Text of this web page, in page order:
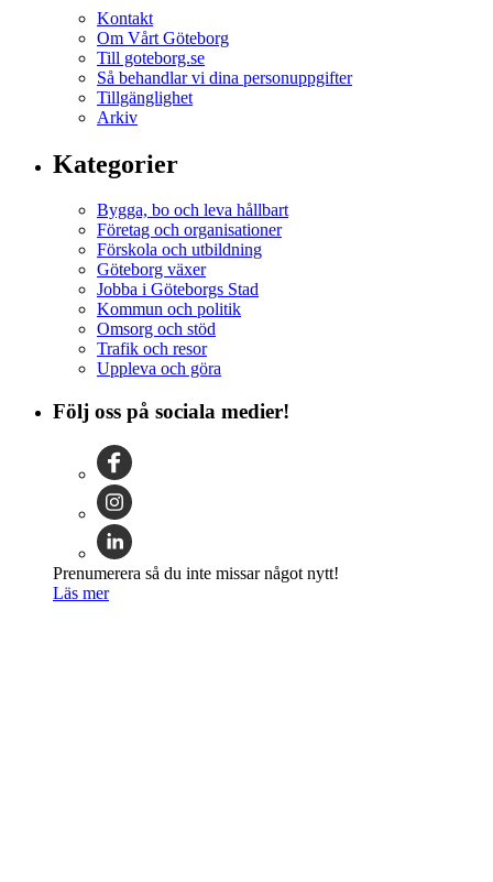
Kontakt
Om Vårt Göteborg
Till goteborg.se
Så behandlar vi dina personuppgifter
Tillgänglighet
Arkiv
Kategorier
Bygga, bo och leva hållbart
Företag och organisationer
Förskola och utbildning
Göteborg växer
Jobba i Göteborgs Stad
Kommun och politik
Omsorg och stöd
Trafik och resor
Uppleva och göra
Följ oss på sociala medier!
Prenumerera så du inte missar något nytt!
Läs mer